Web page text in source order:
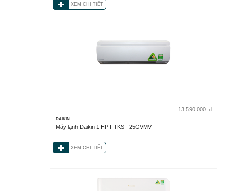
XEM CHI TIẾT
13.590.000 đ
DAIKIN
Máy lạnh Daikin 1 HP FTKS - 25GVMV
XEM CHI TIẾT